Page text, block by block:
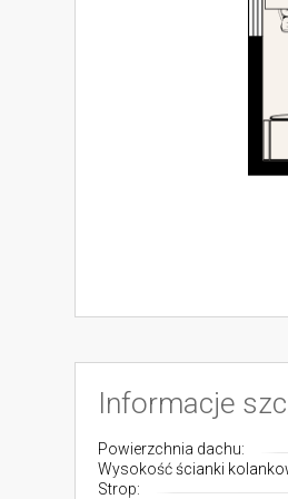
Informacje
Powierzchnia dachu:
Wysokość ścianki
Strop: